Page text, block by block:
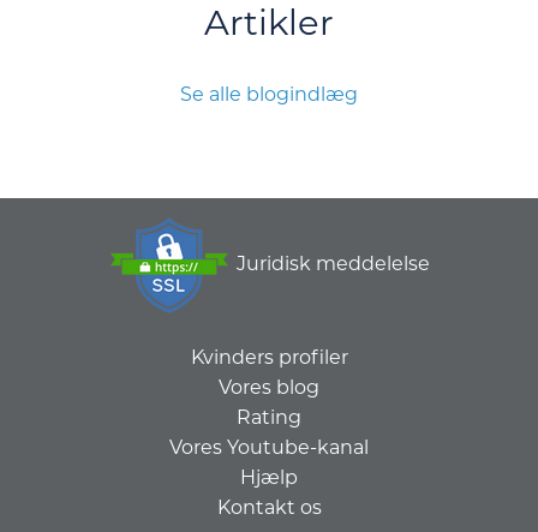
Artikler
Se alle blogindlæg
Juridisk meddelelse
Kvinders profiler
Vores blog
Rating
Vores Youtube-kanal
Hjælp
Kontakt os